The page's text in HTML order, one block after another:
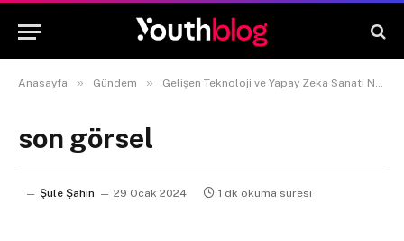
Anasayfa » Gündem » Gelişen Teknoloji ve Yapay Zeka Sanatı Nasıl Etkilemektedir?
son görsel
Şule Şahin 29 Ocak 2024 1 dk okuma süresi